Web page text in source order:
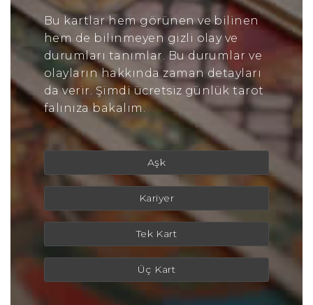
Bu kartlar hem görünen ve bilinen
hem de bilinmeyen gizli olay ve
durumları tanımlar. Bu durumlar ve
olayların hakkında zaman detayları
da verir. Şimdi ücretsiz günlük tarot
falınıza bakalım.
Aşk
Kariyer
Tek Kart
Üç Kart